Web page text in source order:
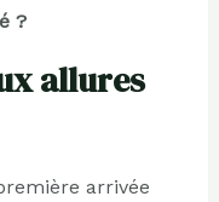
?
allures
arrivée